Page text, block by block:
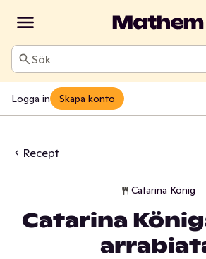
Sök
Logga in Skapa konto
Recept
Catarina König
Catarina